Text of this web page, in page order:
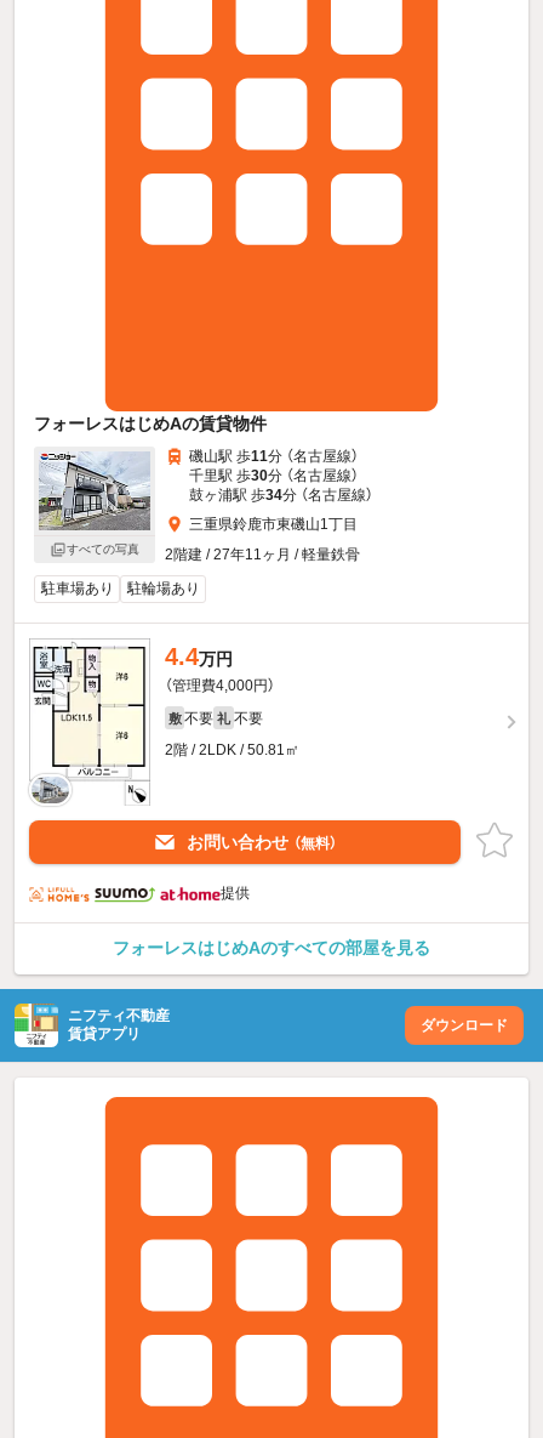
フォーレスはじめAの賃貸物件
すべての写真
磯山駅 歩11分 （名古屋線）
千里駅 歩30分 （名古屋線）
鼓ヶ浦駅 歩34分 （名古屋線）
三重県鈴鹿市東磯山1丁目
2階建 / 27年11ヶ月 / 軽量鉄骨
駐車場あり
駐輪場あり
4.4万円
（管理費4,000円）
敷 不要 礼 不要
2階 / 2LDK / 50.81㎡
お問い合わせ （無料）
提供
フォーレスはじめAのすべての部屋を見る
ニフティ不動産
賃貸アプリ
ダウンロード